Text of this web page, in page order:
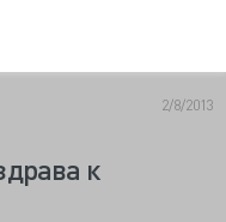
2/8/2013
к